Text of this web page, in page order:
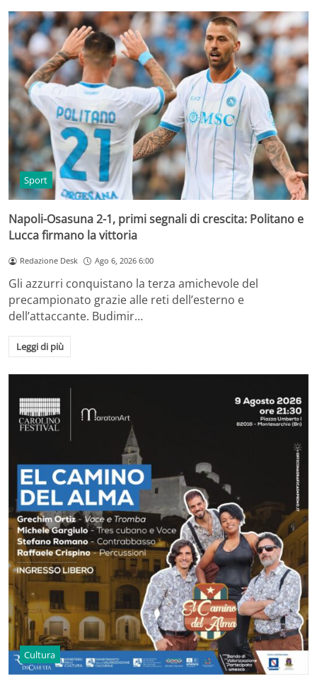
Sport
Napoli-Osasuna 2-1, primi segnali di crescita: Politano e
Lucca firmano la vittoria
Redazione Desk Ago 6, 2026 6:00
Gli azzurri conquistano la terza amichevole del
precampionato grazie alle reti dell’esterno e
dell’attaccante. Budimir…
Leggi di più
Cultura